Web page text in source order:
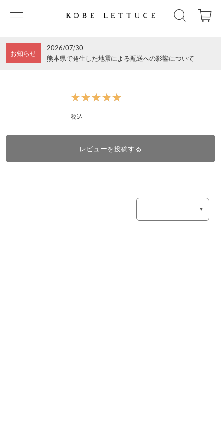
お知らせ
2026/07/30
熊本県で発生した地震による配送への影響について
★★★★★
★★★★★
税込
レビューを投稿する